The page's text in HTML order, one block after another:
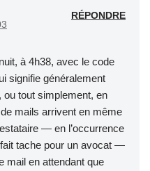
RÉPONDRE
à 4h38, avec le code
signifie généralement
, ou tout simplement, en
mails arrivent en même
— en l’occurrence
tache pour un avocat —
mail en attendant que